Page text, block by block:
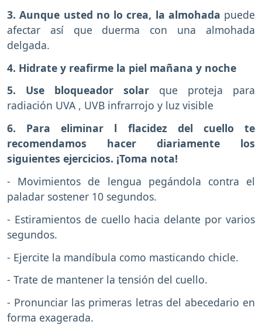
3. Aunque usted no lo crea, la almohada puede
afectar así que duerma con una almohada
delgada.
4. Hidrate y reafirme la piel mañana y noche
5. Use bloqueador solar que proteja para
radiación UVA , UVB infrarrojo y luz visible
6. Para eliminar l flacidez del cuello te
recomendamos hacer diariamente los
siguientes ejercicios. ¡Toma nota!
- Movimientos de lengua pegándola contra el
paladar sostener 10 segundos.
- Estiramientos de cuello hacia delante por varios
segundos.
- Ejercite la mandíbula como masticando chicle.
- Trate de mantener la tensión del cuello.
- Pronunciar las primeras letras del abecedario en
forma exagerada.